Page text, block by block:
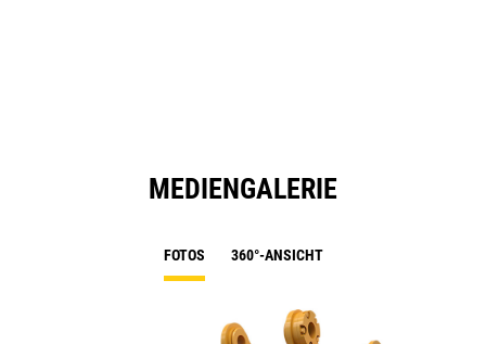
MEDIENGALERIE
FOTOS 360°-ANSICHT